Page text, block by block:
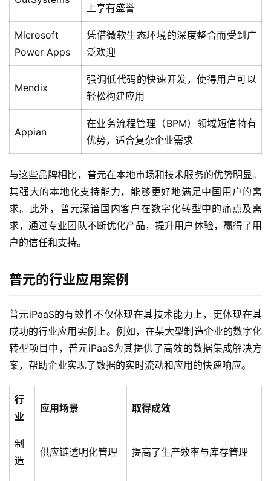
与
合
作
服
与
支
了
解
普
元
我
上享有盛誉
Microsoft
Power Apps
凭借微软生态环境的深度整合而受到广
泛欢迎
Mendix
强调低代码的快速开发，使得用户可以
轻松构建应用
Appian
在业务流程管理（BPM）领域短信特有
优势，适合复杂企业需求
与这些品牌相比，普元在本地市场和技术服务的优势明显。
其强大的本地化支持能力，能够更好地满足中国用户的需
求。此外，普元深谙国内客户在数字化转型中的痛点及需
求，通过专业团队不断优化产品，提升用户体验，赢得了用
户的信任和支持。
普元的行业应用案例
普元iPaaS的有效性不仅体现在其技术能力上，更体现在其
成功的行业应用实例上。例如，在某大型制造企业的数字化
转型项目中，普元iPaaS为其提供了高效的数据集成解决方
案，帮助企业实现了数据的实时流动和应用的快速响应。
行
业
应用场景 取得成效
制
造
供应链透明化管理 提高了生产效率与库存管理